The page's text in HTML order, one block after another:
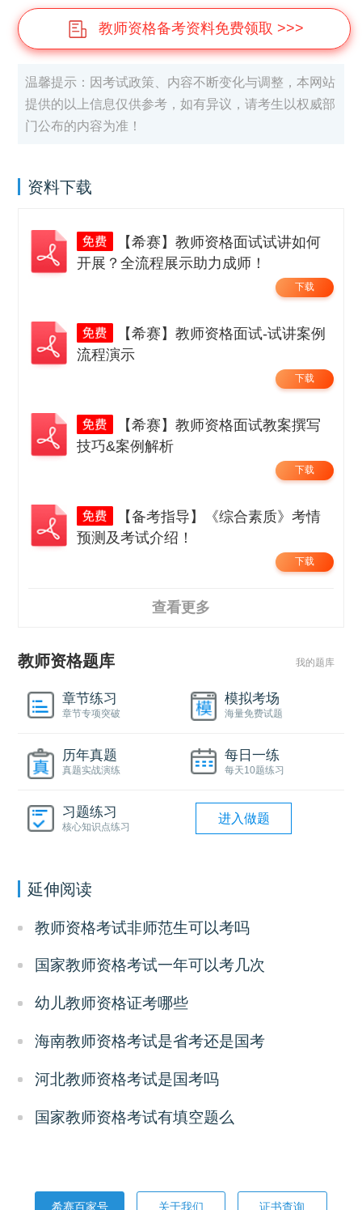
教师资格备考资料免费领取 >>>
温馨提示：因考试政策、内容不断变化与调整，本网站
提供的以上信息仅供参考，如有异议，请考生以权威部
门公布的内容为准！
资料下载
【希赛】教师资格面试试讲如何
开展？全流程展示助力成师！
下载
【希赛】教师资格面试-试讲案例
流程演示
下载
【希赛】教师资格面试教案撰写
技巧&案例解析
下载
【备考指导】《综合素质》考情
预测及考试介绍！
下载
查看更多
教师资格题库 我的题库
章节练习
章节专项突破
模拟考场
海量免费试题
历年真题
真题实战演练
每日一练
每天10题练习
习题练习
核心知识点练习
进入做题
延伸阅读
教师资格考试非师范生可以考吗
国家教师资格考试一年可以考几次
幼儿教师资格证考哪些
海南教师资格考试是省考还是国考
河北教师资格考试是国考吗
国家教师资格考试有填空题么
希赛百家号 关于我们 证书查询